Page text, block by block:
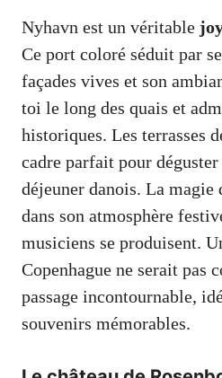
Nyhavn est un véritable
Ce port coloré séduit par
façades vives et son
toi le long des quais et
historiques. Les terrasses
cadre parfait pour déguster
déjeuner danois. La magie
dans son atmosphère
musiciens se produisent.
Copenhague ne serait pas
passage incontournable,
souvenirs mémorables.